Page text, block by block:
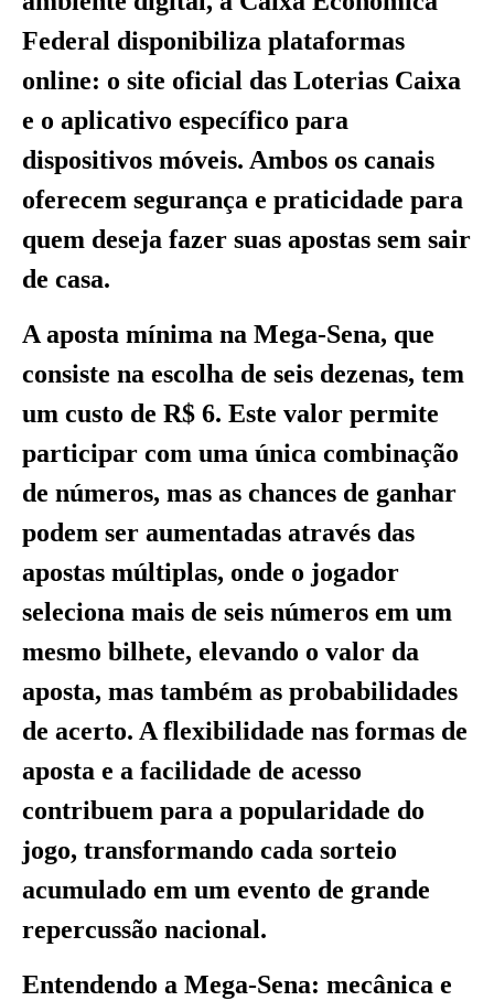
Federal disponibiliza plataformas
online: o site oficial das Loterias Caixa
e o aplicativo específico para
dispositivos móveis. Ambos os canais
oferecem segurança e praticidade para
quem deseja fazer suas apostas sem sair
de casa.
A aposta mínima na Mega-Sena, que
consiste na escolha de seis dezenas, tem
um custo de R$ 6. Este valor permite
participar com uma única combinação
de números, mas as chances de ganhar
podem ser aumentadas através das
apostas múltiplas, onde o jogador
seleciona mais de seis números em um
mesmo bilhete, elevando o valor da
aposta, mas também as probabilidades
de acerto. A flexibilidade nas formas de
aposta e a facilidade de acesso
contribuem para a popularidade do
jogo, transformando cada sorteio
acumulado em um evento de grande
repercussão nacional.
Entendendo a Mega-Sena: mecânica e